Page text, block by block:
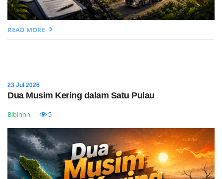
READ MORE
23 Jul 2026
Dua Musim Kering dalam Satu Pulau
Bibinnn 5